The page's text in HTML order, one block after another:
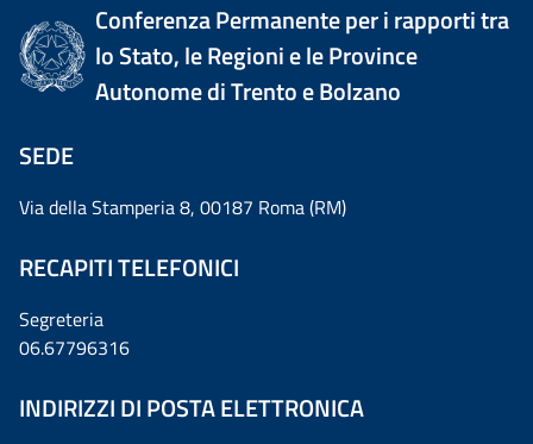
Conferenza Permanente per i rapporti tra
lo Stato, le Regioni e le Province
Autonome di Trento e Bolzano
SEDE
Via della Stamperia 8, 00187 Roma (RM)
RECAPITI TELEFONICI
Segreteria
06.67796316
INDIRIZZI DI POSTA ELETTRONICA